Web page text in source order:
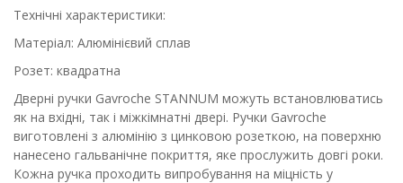
Технічні характеристики:
Матеріал: Алюмінієвий сплав
Розет: квадратна
Дверні ручки Gavroche STANNUM можуть встановлюватись
як на вхідні, так і міжкімнатні двері. Ручки Gavroche
виготовлені з алюмінію з цинковою розеткою, на поверхню
нанесено гальванічне покриття, яке прослужить довгі роки.
Кожна ручка проходить випробування на міцність у